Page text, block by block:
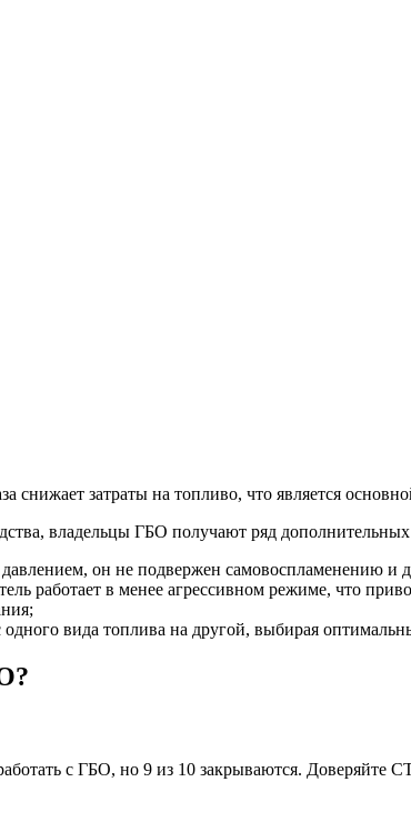
снижает затраты на топливо, что является
владельцы ГБО получают ряд
он не подвержен самовоспламенению и
работает в менее агрессивном режиме, что
вида топлива на другой, выбирая
с ГБО, но 9 из 10 закрываются. Доверяйте